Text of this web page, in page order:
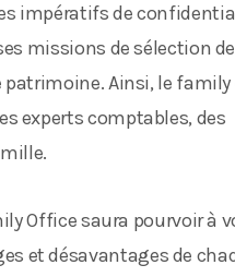
impératifs de
missions de sélection de
Ainsi, le
experts comptables, des
Office saura pourvoir à
et désavantages de